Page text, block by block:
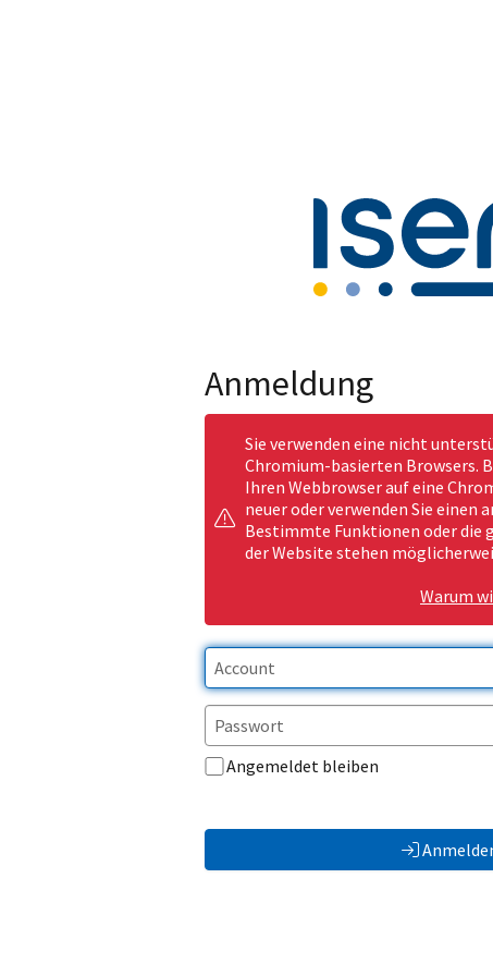
Anmeldung
Sie verwenden eine nicht
Chromium-basierten Browsers.
Ihren Webbrowser auf eine
neuer oder verwenden Sie einen
Bestimmte Funktionen oder
der Website stehen
Warum
Angemeldet bleiben